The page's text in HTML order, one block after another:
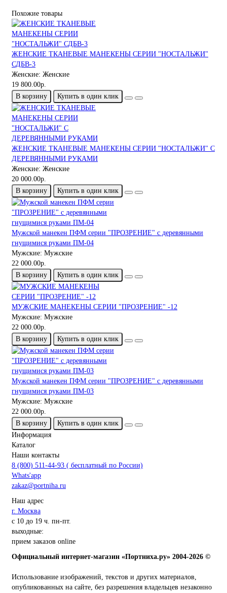
Похожие товары
ЖЕНСКИЕ ТКАНЕВЫЕ МАНЕКЕНЫ СЕРИИ "НОСТАЛЬЖИ"
СДБВ-3
Женские: Женские
19 800.00р.
В корзину
Купить в один клик
ЖЕНСКИЕ ТКАНЕВЫЕ МАНЕКЕНЫ СЕРИИ "НОСТАЛЬЖИ" С
ДЕРЕВЯННЫМИ РУКАМИ
Женские: Женские
20 000.00р.
В корзину
Купить в один клик
Мужской манекен ПФМ серии "ПРОЗРЕНИЕ" с деревянными
гнущимися руками ПМ-04
Мужские: Мужские
22 000.00р.
В корзину
Купить в один клик
МУЖСКИЕ МАНЕКЕНЫ СЕРИИ "ПРОЗРЕНИЕ" -12
Мужские: Мужские
22 000.00р.
В корзину
Купить в один клик
Мужской манекен ПФМ серии "ПРОЗРЕНИЕ" с деревянными
гнущимися руками ПМ-03
Мужские: Мужские
22 000.00р.
В корзину
Купить в один клик
Информация
Каталог
Наши контакты
8 (800) 511-44-93 ( бесплатный по России)
Whats'app
zakaz@portniha.ru
Наш адрес
г. Москва
с 10 до 19 ч. пн-пт.
выходные:
прием заказов online
Официальный интернет-магазин «Портниха.ру» 2004-2026 ©
Использование изображений, текстов и других материалов,
опубликованных на сайте, без разрешения владельцев незаконно